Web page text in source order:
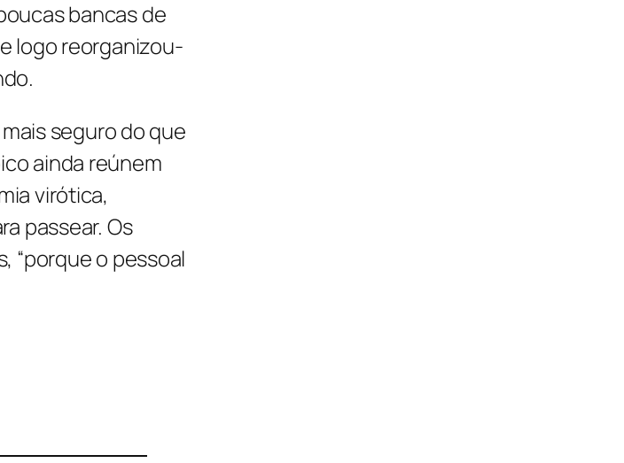
bancas de
logo reorganizou-
seguro do que
ainda reúnem
virótica,
passear. Os
“porque o pessoal